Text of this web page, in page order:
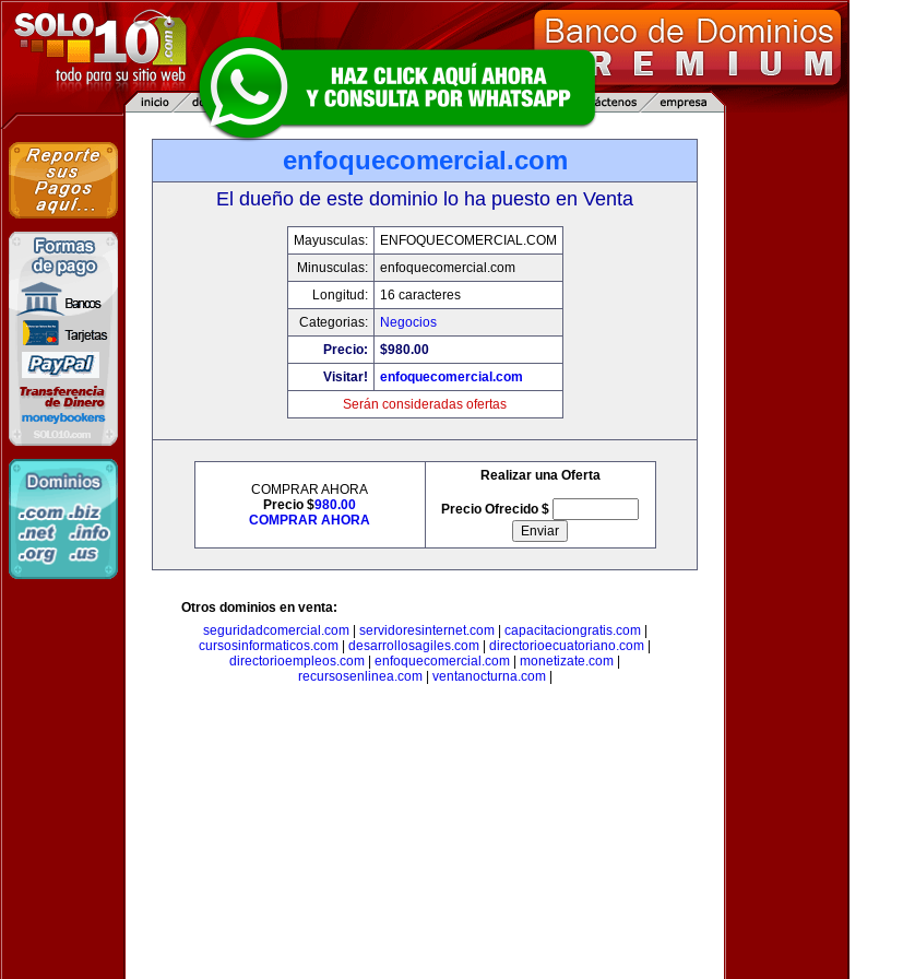
enfoquecomercial.com
El dueño de este dominio lo ha puesto en Venta
Mayusculas:
ENFOQUECOMERCIAL.COM
Minusculas:
enfoquecomercial.com
Longitud:
16 caracteres
Categorias:
Negocios
Precio:
$980.00
Visitar!
enfoquecomercial.com
Serán consideradas ofertas
COMPRAR AHORA
Precio $980.00
COMPRAR AHORA
Realizar una Oferta
Precio Ofrecido $
Otros dominios en venta:
seguridadcomercial.com| servidoresinternet.com| capacitaciongratis.com|
cursosinformaticos.com
desarrollosagiles.com directorioecuatoriano.com
directorioempleos.com
enfoquecomercial.com monetizate.com
recursosenlinea.com| ventanocturna.com|